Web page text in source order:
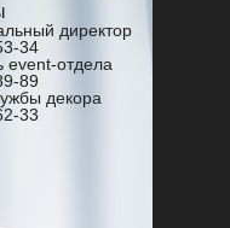
директор
34
event-отдела
89
декора